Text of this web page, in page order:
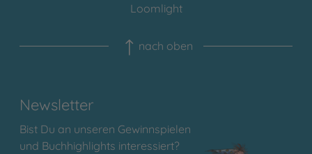
Loomlight
nach oben
Newsletter
Bist Du an unseren Gewinnspielen
und Buchhighlights interessiert?